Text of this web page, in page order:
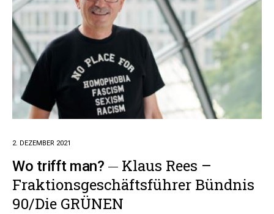
2. DEZEMBER 2021
Wo trifft man?
Klaus Rees –
Fraktionsgeschäftsführer Bündnis
90/Die GRÜNEN